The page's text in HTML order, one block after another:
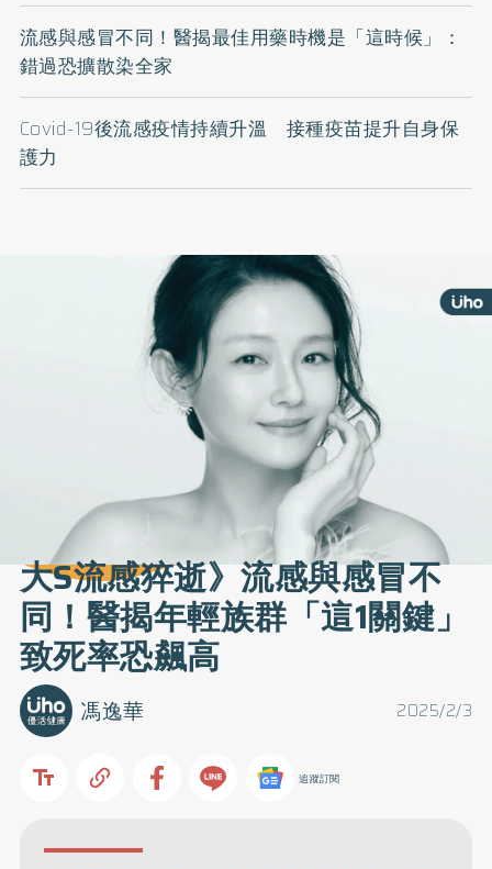
流感與感冒不同！醫揭最佳用藥時機是「這時候」：
錯過恐擴散染全家
Covid-19後流感疫情持續升溫 接種疫苗提升自身保
護力
大S流感猝逝》流感與感冒不
同！醫揭年輕族群「這1關鍵」
致死率恐飆高
2025/2/3
馮逸華
追蹤訂閱